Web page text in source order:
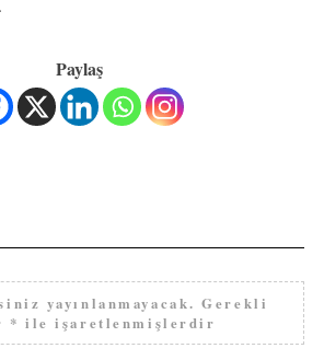
Paylaş
yayınlanmayacak. Gerekli
* ile işaretlenmişlerdir